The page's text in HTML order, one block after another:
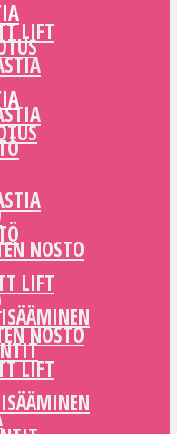
NOSTO
LIFT
LIFT
NOSTO
LIFT